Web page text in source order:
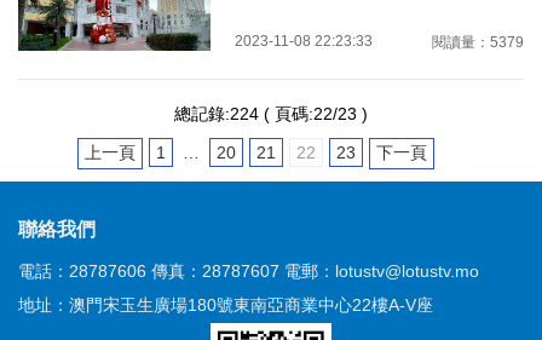
2023-11-08 22:23:33 閱讀量：5379
總記錄:224 ( 頁碼:22/23 )
上一頁 1 … 20 21 22 23 下一頁
聯絡我們
電話：28787606 傳真：28787607 電郵：lotustv@lotustv.mo
地址：澳門宋玉生廣場180號東南亞商業中心22樓A-V座